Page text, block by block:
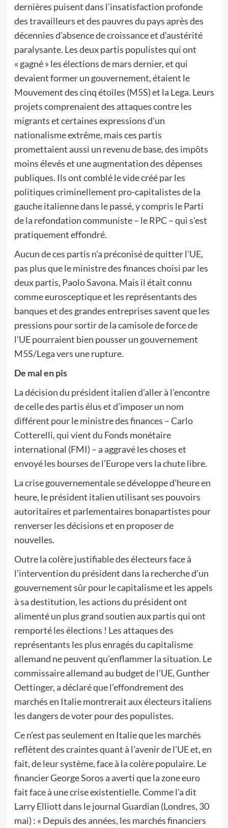
dernières puisent dans l’insatisfaction profonde
des travailleurs et des pauvres du pays après des
décennies d’absence de croissance et d’austérité
paralysante. Les deux partis populistes qui ont
« gagné » les élections de mars dernier, et qui
devaient former un gouvernement, étaient le
Mouvement des cinq étoiles (M5S) et la Lega. Leurs
projets comprenaient des attaques contre les
migrants et certaines expressions d’un
nationalisme extrême, mais ces partis
promettaient aussi un revenu de base, des impôts
moins élevés et une augmentation des dépenses
publiques. Ils ont comblé le vide créé par les
politiques criminellement pro-capitalistes de la
gauche italienne dans le passé, y compris le Parti
de la refondation communiste – le RPC – qui s’est
pratiquement effondré.
Aucun de ces partis n’a préconisé de quitter l’UE,
pas plus que le ministre des finances choisi par les
deux partis, Paolo Savona. Mais il était connu
comme eurosceptique et les représentants des
banques et des grandes entreprises savent que les
pressions pour sortir de la camisole de force de
l’UE pourraient bien pousser un gouvernement
M5S/Lega vers une rupture.
De mal en pis
La décision du président italien d’aller à l’encontre
de celle des partis élus et d’imposer un nom
différent pour le ministre des finances – Carlo
Cotterelli, qui vient du Fonds monétaire
international (FMI) – a aggravé les choses et
envoyé les bourses de l’Europe vers la chute libre.
La crise gouvernementale se développe d’heure en
heure, le président italien utilisant ses pouvoirs
autoritaires et parlementaires bonapartistes pour
renverser les décisions et en proposer de
nouvelles.
Outre la colère justifiable des électeurs face à
l’intervention du président dans la recherche d’un
gouvernement sûr pour le capitalisme et les appels
à sa destitution, les actions du président ont
alimenté un plus grand soutien aux partis qui ont
remporté les élections ! Les attaques des
représentants les plus enragés du capitalisme
allemand ne peuvent qu’enflammer la situation. Le
commissaire allemand au budget de l’UE, Gunther
Oettinger, a déclaré que l’effondrement des
marchés en Italie montrerait aux électeurs italiens
les dangers de voter pour des populistes.
Ce n’est pas seulement en Italie que les marchés
reflètent des craintes quant à l’avenir de l’UE et, en
fait, de leur système, face à la colère populaire. Le
financier George Soros a averti que la zone euro
fait face à une crise existentielle. Comme l’a dit
Larry Elliott dans le journal Guardian (Londres, 30
mai) : « Depuis des années, les marchés financiers